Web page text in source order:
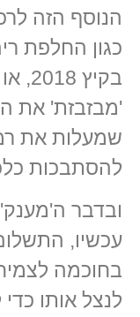
הנוסף הזה
כגון החלפת
'מבזבזת' את
שמעלות את
להסתבכות
ובדבר
עכשיו,
בחוכמה
לנצל אותו